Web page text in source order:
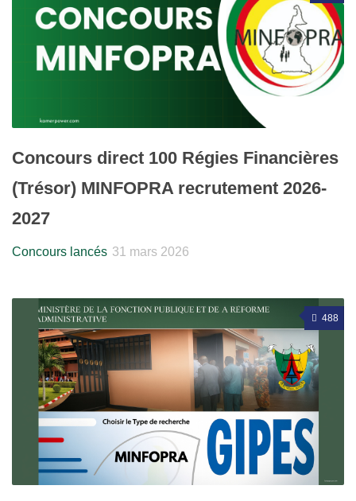
Concours direct 100 Régies Financières
(Trésor) MINFOPRA recrutement 2026-
2027
Concours lancés 31 mars 2026
488